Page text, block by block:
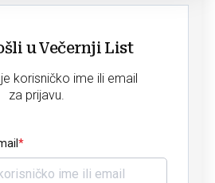
u Večernji List
korisničko ime ili email
za prijavu.